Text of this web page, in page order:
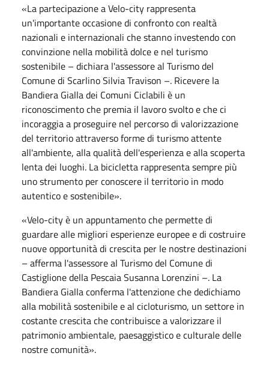
«La partecipazione a Velo-city rappresenta
un'importante occasione di confronto con realtà
nazionali e internazionali che stanno investendo con
convinzione nella mobilità dolce e nel turismo
sostenibile – dichiara l'assessore al Turismo del
Comune di Scarlino Silvia Travison –. Ricevere la
Bandiera Gialla dei Comuni Ciclabili è un
riconoscimento che premia il lavoro svolto e che ci
incoraggia a proseguire nel percorso di valorizzazione
del territorio attraverso forme di turismo attente
all'ambiente, alla qualità dell'esperienza e alla scoperta
lenta dei luoghi. La bicicletta rappresenta sempre più
uno strumento per conoscere il territorio in modo
autentico e sostenibile».
«Velo-city è un appuntamento che permette di
guardare alle migliori esperienze europee e di costruire
nuove opportunità di crescita per le nostre destinazioni
– afferma l'assessore al Turismo del Comune di
Castiglione della Pescaia Susanna Lorenzini –. La
Bandiera Gialla conferma l'attenzione che dedichiamo
alla mobilità sostenibile e al cicloturismo, un settore in
costante crescita che contribuisce a valorizzare il
patrimonio ambientale, paesaggistico e culturale delle
nostre comunità».